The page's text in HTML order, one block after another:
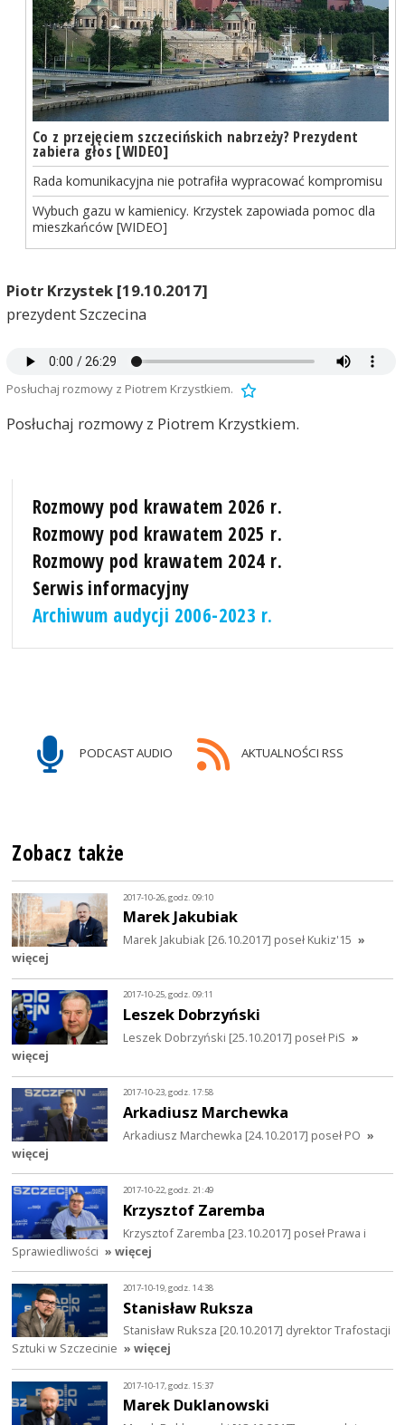
Co z przejęciem szczecińskich nabrzeży? Prezydent
zabiera głos [WIDEO]
Rada komunikacyjna nie potrafiła wypracować kompromisu
Wybuch gazu w kamienicy. Krzystek zapowiada pomoc dla
mieszkańców [WIDEO]
Piotr Krzystek [19.10.2017]
prezydent Szczecina
Posłuchaj rozmowy z Piotrem Krzystkiem.
Posłuchaj rozmowy z Piotrem Krzystkiem.
Rozmowy pod krawatem 2026 r.
Rozmowy pod krawatem 2025 r.
Rozmowy pod krawatem 2024 r.
Serwis informacyjny
Archiwum audycji 2006-2023 r.
PODCAST AUDIO AKTUALNOŚCI RSS
Zobacz także
2017-10-26, godz. 09:10
Marek Jakubiak
Marek Jakubiak [26.10.2017] poseł Kukiz'15 »
więcej
2017-10-25, godz. 09:11
Leszek Dobrzyński
Leszek Dobrzyński [25.10.2017] poseł PiS »
więcej
2017-10-23, godz. 17:58
Arkadiusz Marchewka
Arkadiusz Marchewka [24.10.2017] poseł PO »
więcej
2017-10-22, godz. 21:49
Krzysztof Zaremba
Krzysztof Zaremba [23.10.2017] poseł Prawa i
Sprawiedliwości » więcej
2017-10-19, godz. 14:38
Stanisław Ruksza
Stanisław Ruksza [20.10.2017] dyrektor Trafostacji
Sztuki w Szczecinie » więcej
2017-10-17, godz. 15:37
Marek Duklanowski